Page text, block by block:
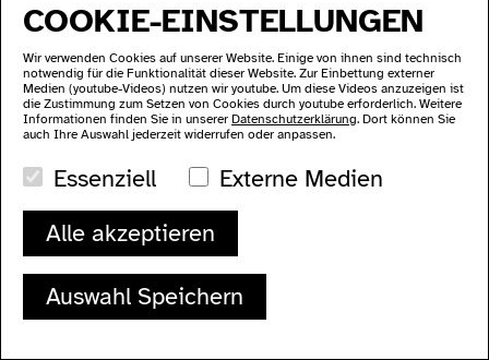
SAMSTAG, 09 OKTOBER, 2021 - 19:00
COOKIE-EINSTELLUNGEN
Wir verwenden Cookies auf unserer Website. Einige von ihnen sind technisch
notwendig für die Funktionalität dieser Website. Zur Einbettung externer
Medien (youtube-Videos) nutzen wir youtube. Um diese Videos anzuzeigen ist
die Zustimmung zum Setzen von Cookies durch youtube erforderlich. Weitere
Informationen finden Sie in unserer Datenschutzerklärung. Dort können Sie
auch Ihre Auswahl jederzeit widerrufen oder anpassen.
Essenziell
Externe Medien
Alle akzeptieren
Auswahl Speichern